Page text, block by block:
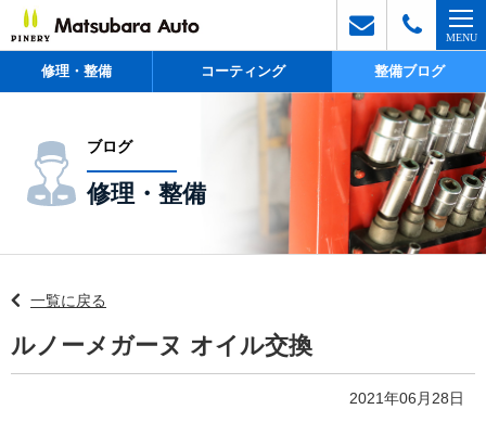
修理・整備 コーティング 整備ブログ
ブログ
修理・整備
一覧に戻る
ルノーメガーヌ オイル交換
2021年06月28日